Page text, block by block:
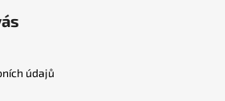
údajů